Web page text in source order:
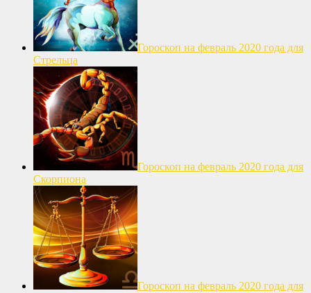
Гороскоп на февраль 2020 года для
Стрельца
Гороскоп на февраль 2020 года для
Скорпиона
Гороскоп на февраль 2020 года для